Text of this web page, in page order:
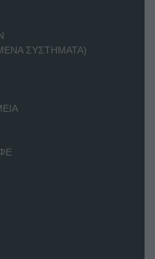
ΣΥΣΤΗΜΑΤΑ)